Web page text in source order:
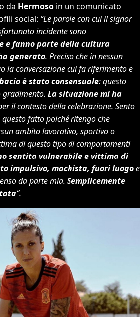
da Hermoso in un comunicato
social: “Le parole con cui il signor
incidente sono
e fanno parte della cultura
generato. Preciso che in nessun
la conversazione cui fa riferimento e
è stato consensuale: questo
gradimento. La situazione mi ha
il contesto della celebrazione. Sento
fatto poiché ritengo che
ambito lavorativo, sportivo o
di questo tipo di comportamenti
sentita vulnerabile e vittima di
impulsivo, machista, fuori luogoe
da parte mia. Semplicemente
“.